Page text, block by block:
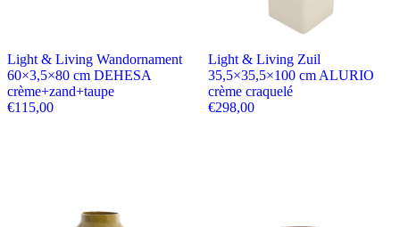
Light & Living Wandornament
60×3,5×80 cm DEHESA
crème+zand+taupe
€115,00
Light & Living Zuil
35,5×35,5×100 cm ALURIO
crème craquelé
€298,00